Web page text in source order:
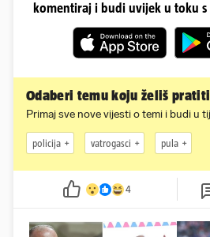
komentiraj i budi uvijek u toku
Odaberi temu koju želiš pratiti
Primaj sve nove vijesti o temi i budi u
policija vatrogasci pula
4